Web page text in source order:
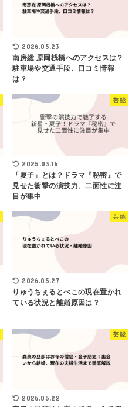
2026.05.23
南房総 原岡桟橋へのアクセスは？
駐車場や交通手段、口コミ情報
は？
芸能
2025.03.16
「夏子」とは？ドラマ『秘密』で
見せた衝撃の演技力、二面性に注
目が集中
芸能
2026.05.27
りゅうちぇるとぺこの現在置かれ
ている状況と離婚原因は？
芸能
2026.05.22